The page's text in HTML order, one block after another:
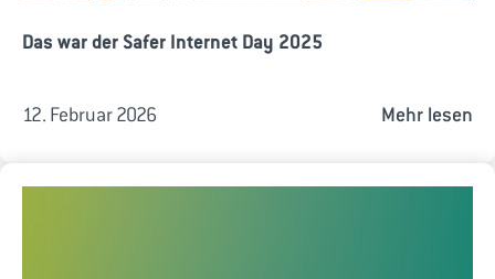
Das war der Safer Internet Day 2025
12. Februar 2026 Mehr lesen